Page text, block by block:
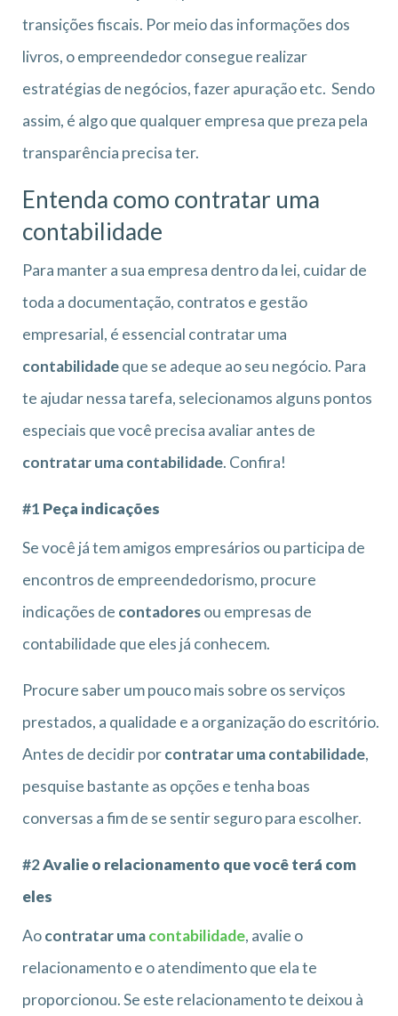
transições fiscais. Por meio das informações dos
livros, o empreendedor consegue realizar
estratégias de negócios, fazer apuração etc. Sendo
assim, é algo que qualquer empresa que preza pela
transparência precisa ter.
Entenda como contratar uma
contabilidade
Para manter a sua empresa dentro da lei, cuidar de
toda a documentação, contratos e gestão
empresarial, é essencial contratar uma
contabilidadeque se adeque ao seu negócio. Para
te ajudar nessa tarefa, selecionamos alguns pontos
especiais que você precisa avaliar antes de
contratar uma contabilidade. Confira!
#1 Peça indicações
Se você já tem amigos empresários ou participa de
encontros de empreendedorismo, procure
indicações de contadoresou empresas de
contabilidade que eles já conhecem.
Procure saber um pouco mais sobre os serviços
prestados, a qualidade e a organização do escritório.
Antes de decidir porcontratar uma contabilidade,
pesquise bastante as opções e tenha boas
conversas a fim de se sentir seguro para escolher.
#2Avalie o relacionamento que você terá com
eles
Aocontratar umacontabilidade, avalie o
relacionamento e o atendimento que ela te
proporcionou. Se este relacionamento te deixou à